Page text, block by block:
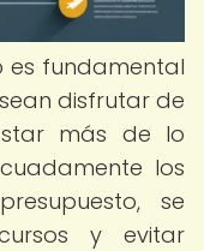
es fundamental
disfrutar de
más de lo
los
se
y evitar